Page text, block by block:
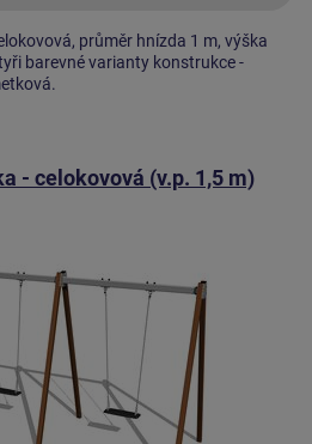
průměr hnízda 1 m, výška
barevné varianty konstrukce -
- celokovová (v.p. 1,5 m)